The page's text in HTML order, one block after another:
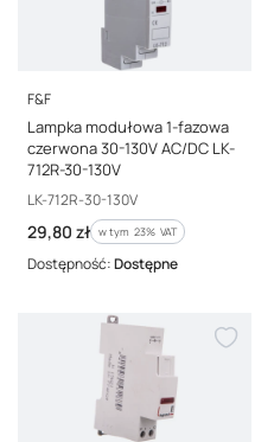
PRODUCENT
F&F
Lampka modułowa 1-fazowa
czerwona 30-130V AC/DC LK-
712R-30-130V
Kod producenta
LK-712R-30-130V
Cena brutto
29,80 zł w tym %s VAT
w tym 23% VAT
Dostępność:Dostępne